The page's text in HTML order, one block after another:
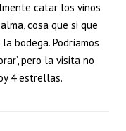
catar los vinos
cosa que si que
bodega. Podríamos
pero la visita no
4 estrellas.